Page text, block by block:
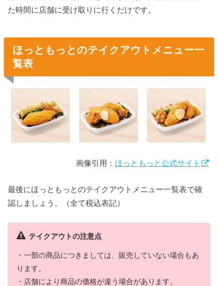
た時間に店舗に受け取りに行くだけです。
ほっともっとのテイクアウトメニュー一
覧表
画像引用： ほっともっと公式サイト
最後にほっともっとのテイクアウトメニュー一覧表で確
認しましょう。（全て税込表記）
テイクアウトの注意点
・一部の商品につきましては、販売していない場合もあ
ります。
・店舗により商品の価格が違う場合があります。